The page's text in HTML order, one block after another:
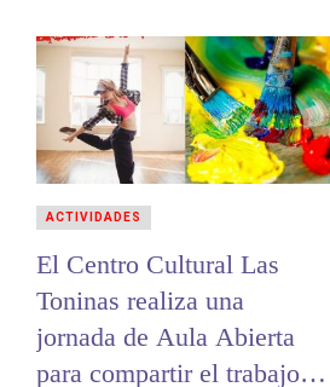
El Centro Cultural Las
Toninas realiza una
jornada de Aula Abierta
para compartir el trabajo
ACTIVIDADES